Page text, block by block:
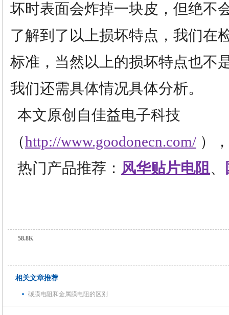
坏时表面会炸掉一块皮，但绝不
了解到了以上损坏特点，我们在
标准，当然以上的损坏特点也不
我们还需具体情况具体分析。
本文原创自佳益电子科技
（http://www.goodonecn.com/ ）
热门产品推荐： 风华贴片电阻、
58.8K
相关文章推荐
碳膜电阻和金属膜电阻的区别